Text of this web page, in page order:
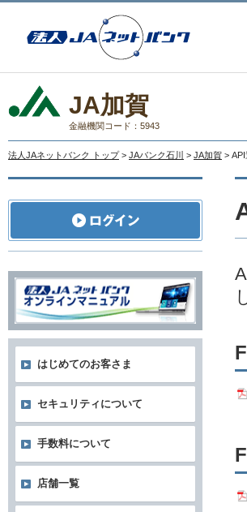
JA加賀
金融機関コード：5943
法人JAネットバンク トップ > JAバンク石川 > JA加賀 >
はじめてのお客さま
セキュリティについて
手数料について
店舗一覧